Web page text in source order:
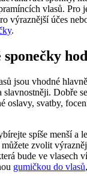
vlasů. Pro
výraznější účes
.
jsou vhodné
slavnostněji. Dobře
oslavy, svatby,
spíše menší a
zvolit
bude ve vlasech
gumičkou do vlasů